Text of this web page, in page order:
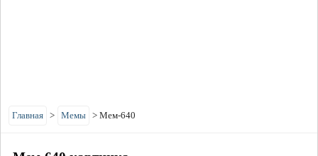
Главная > Мемы > Мем-640